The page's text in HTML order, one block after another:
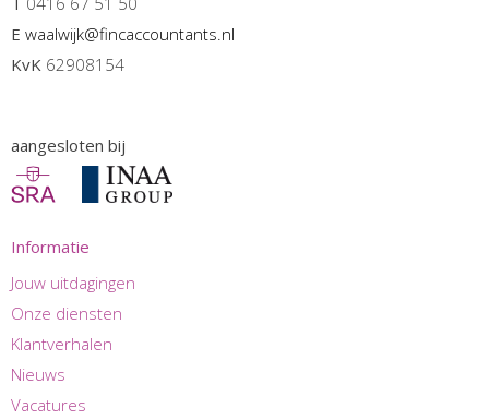
E waalwijk@fincaccountants.nl
KvK 62908154
aangesloten bij
Informatie
Jouw uitdagingen
Onze diensten
Klantverhalen
Nieuws
Vacatures